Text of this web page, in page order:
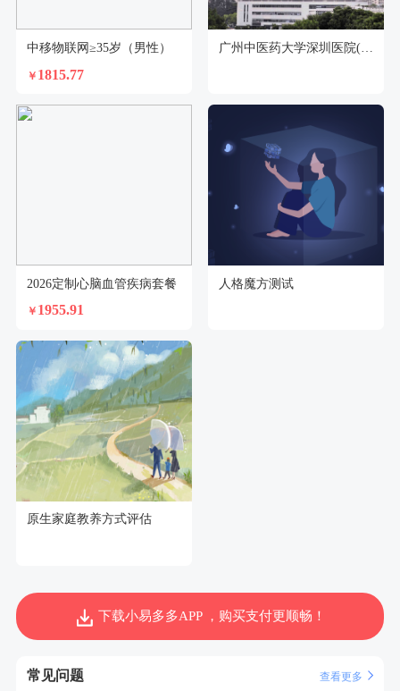
中移物联网≥35岁（男性）
￥ 1815.77
广州中医药大学深圳医院(福田)体检中心
2026定制心脑血管疾病套餐
￥ 1955.91
人格魔方测试
原生家庭教养方式评估
下载小易多多APP ，购买支付更顺畅！
常见问题 查看更多